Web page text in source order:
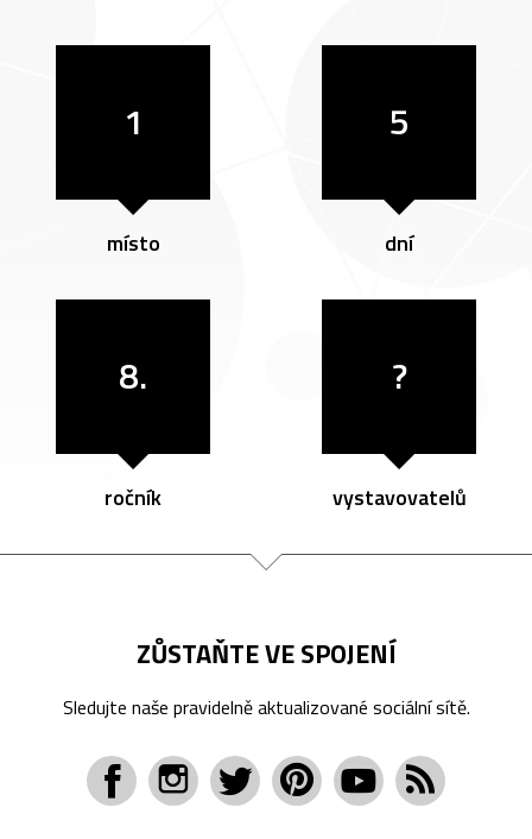
1
místo
5
dní
8.
ročník
?
vystavovatelů
ZŮSTAŇTE VE SPOJENÍ
Sledujte naše pravidelně aktualizované sociální sítě.